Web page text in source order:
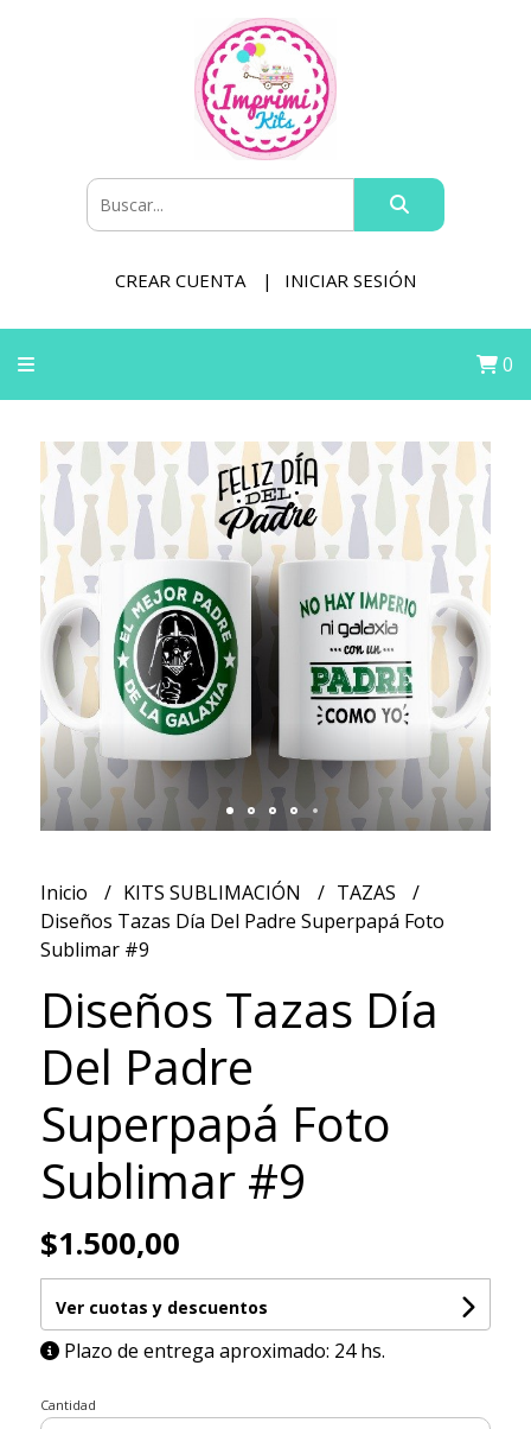
CREAR CUENTA INICIAR SESIÓN
0
Inicio KITS SUBLIMACIÓN
TAZAS
Diseños Tazas Día Del Padre Superpapá Foto
Sublimar #9
Diseños Tazas Día
Del Padre
Superpapá Foto
Sublimar #9
$1.500,00
Ver cuotas y descuentos
Plazo de entrega aproximado: 24 hs.
Cantidad